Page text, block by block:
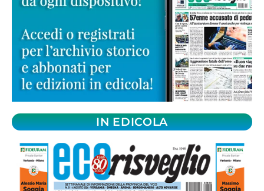
IN EDICOLA